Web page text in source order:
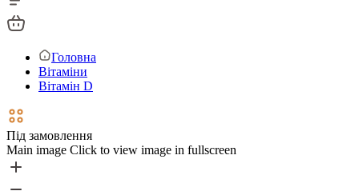
Головна
Вітаміни
Вітамін D
Під замовлення
Main image Click to view image in fullscreen